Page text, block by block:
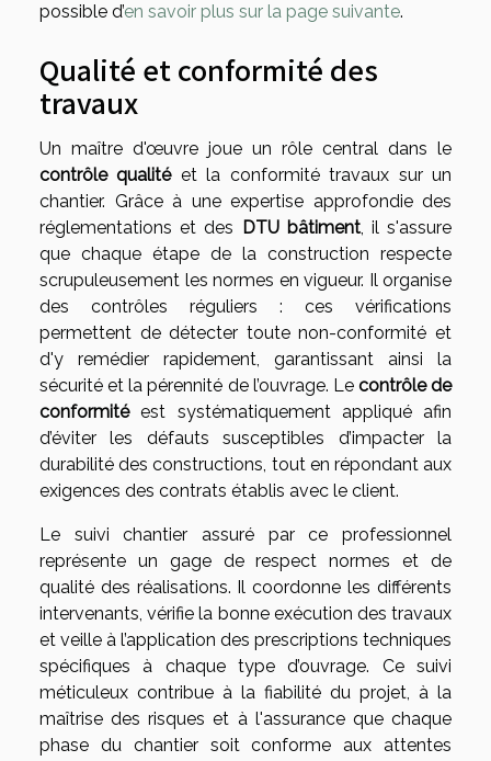
possible d’en savoir plus sur la page suivante.
Qualité et conformité des
travaux
Un maître d'œuvre joue un rôle central dans le
contrôle qualitéet la conformité travaux sur un
chantier. Grâce à une expertise approfondie des
réglementations et des
DTU bâtiment, il s'assure
que chaque étape de la construction respecte
scrupuleusement les normes en vigueur. Il organise
des contrôles réguliers : ces vérifications
permettent de détecter toute non-conformité et
d'y remédier rapidement, garantissant ainsi la
sécurité et la pérennité de l’ouvrage. Le contrôle de
conformitéest systématiquement appliqué afin
d’éviter les défauts susceptibles d’impacter la
durabilité des constructions, tout en répondant aux
exigences des contrats établis avec le client.
Le suivi chantier assuré par ce professionnel
représente un gage de respect normes et de
qualité des réalisations. Il coordonne les différents
intervenants, vérifie la bonne exécution des travaux
et veille à l’application des prescriptions techniques
spécifiques à chaque type d’ouvrage. Ce suivi
méticuleux contribue à la fiabilité du projet, à la
maîtrise des risques et à l'assurance que chaque
phase du chantier soit conforme aux attentes